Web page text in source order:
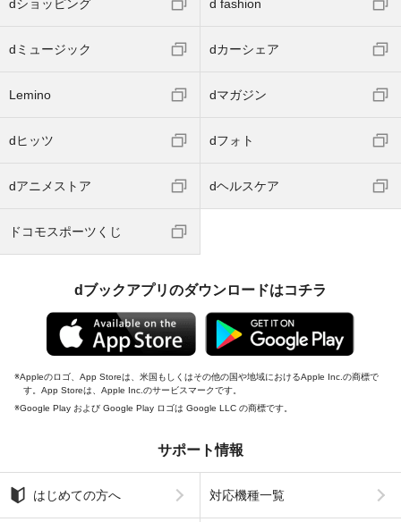
dショッピング d fashion
dミュージック dカーシェア
Lemino dマガジン
dヒッツ dフォト
dアニメストア dヘルスケア
ドコモスポーツくじ
dブックアプリのダウンロードはコチラ
Appleのロゴ、App Storeは、米国もしくはその他の国や地域におけるApple Inc.の商標で
す。App Storeは、Apple Inc.のサービスマークです。
Google Play および Google Play ロゴは Google LLC の商標です。
サポート情報
はじめての方へ 対応機種一覧